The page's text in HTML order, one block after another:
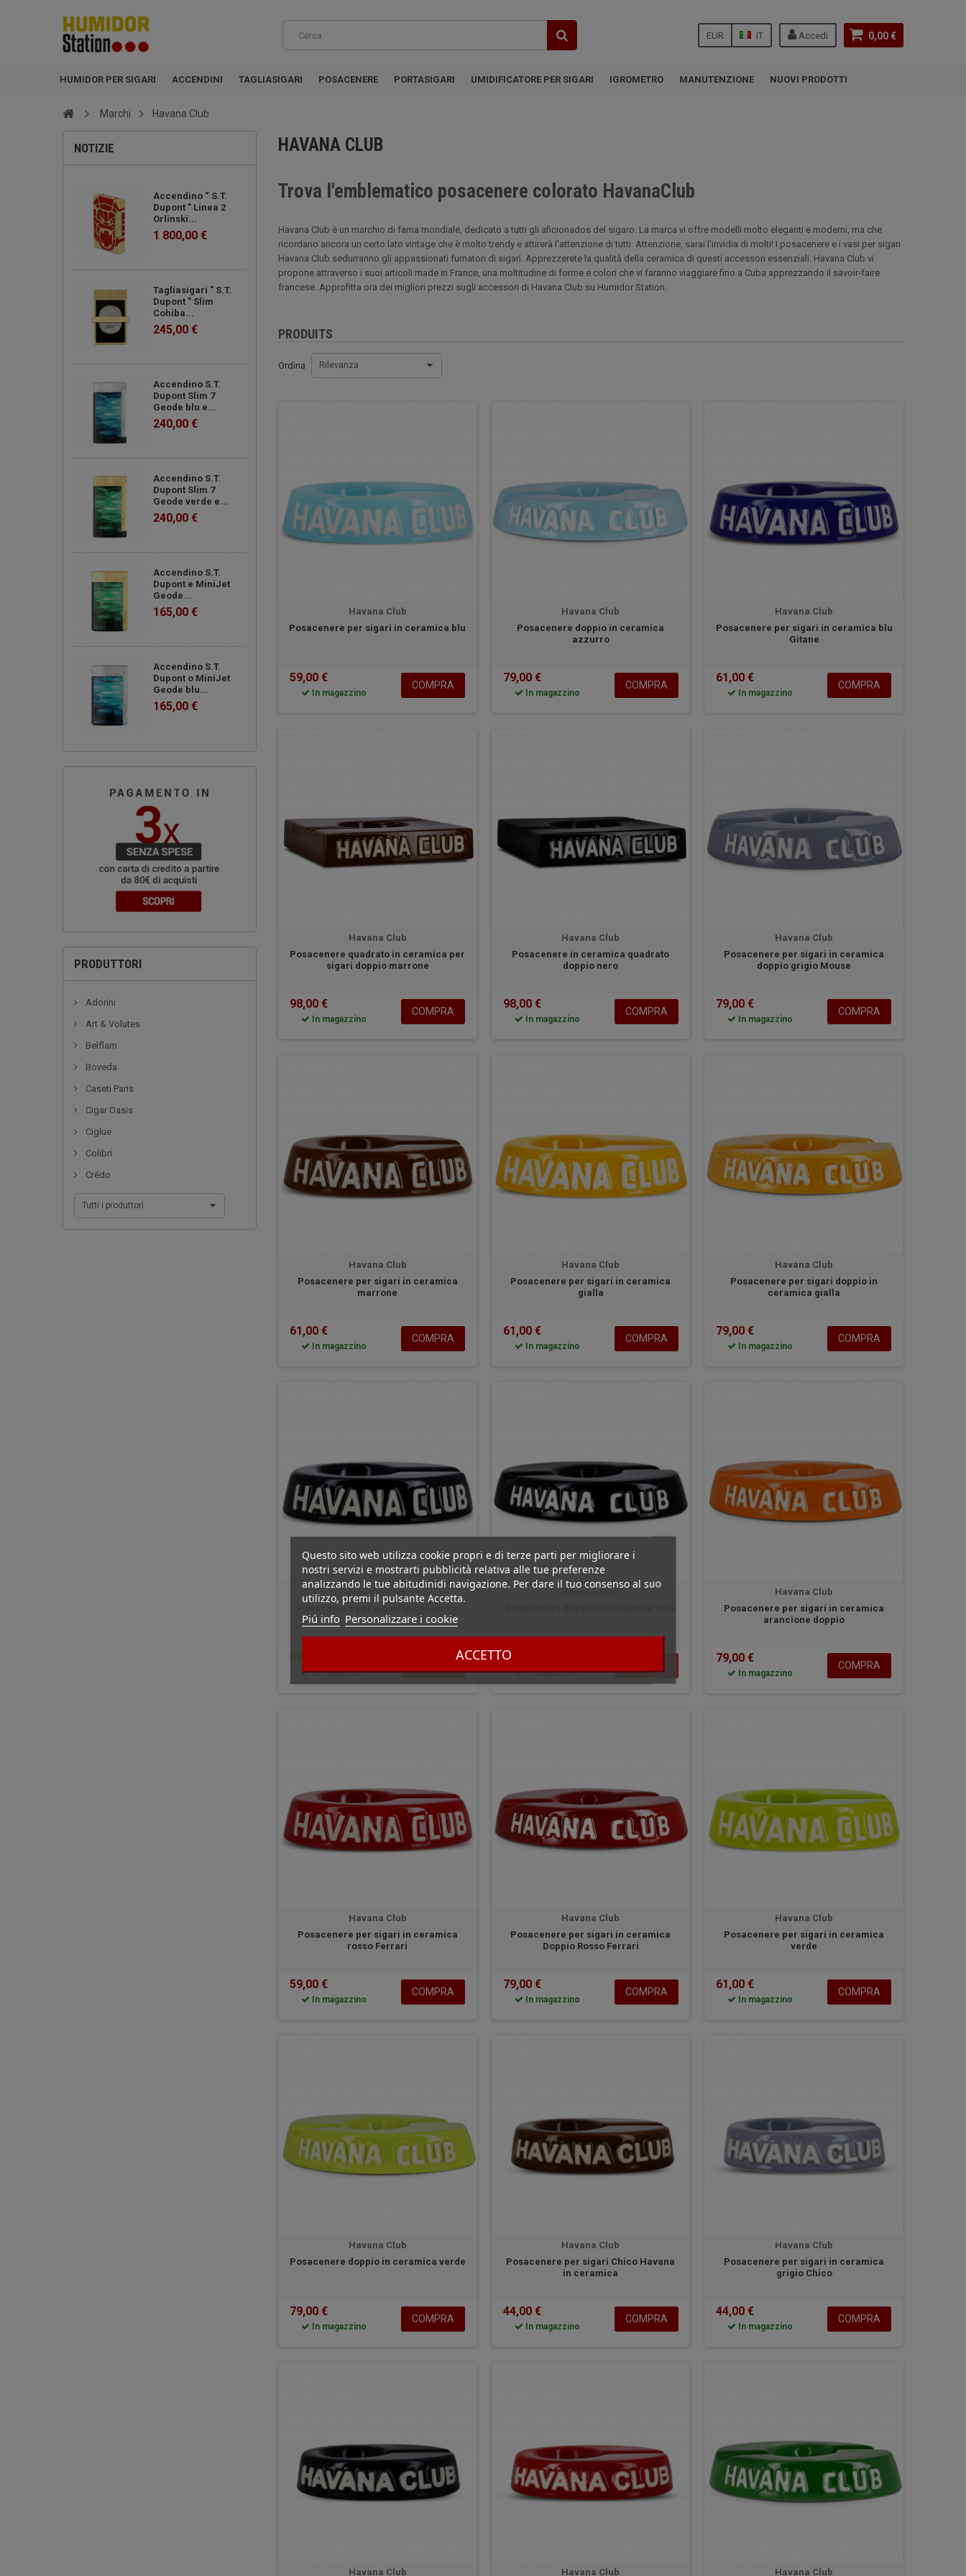
0,00 €
Accedi
IT
EUR
HUMIDOR PER SIGARI ACCENDINI TAGLIASIGARI POSACENERE PORTASIGARI UMIDIFICATORE PER SIGARI IGROMETRO MANUTENZIONE NUOVI PRODOTTI
Questo sito web utilizza cookie propri e di terze parti per migliorare i
nostri servizi e mostrarti pubblicità relativa alle tue preferenze
analizzando le tue abitudinidi navigazione. Per dare il tuo consenso al suo
utilizzo, premi il pulsante Accetta.
Piú info Personalizzare i cookie
ACCETTO
Marchi Havana Club
NOTIZIE
Accendino “ S.T.
Dupont ” Linea 2
Orlinski...
1 800,00 €
Tagliasigari " S.T.
Dupont " Slim
Cohiba...
245,00 €
Accendino S.T.
Dupont Slim 7
Geode blu e...
240,00 €
Accendino S.T.
Dupont Slim 7
Geode verde e...
240,00 €
Accendino S.T.
Dupont e MiniJet
Geode...
165,00 €
Accendino S.T.
Dupont o MiniJet
Geode blu...
165,00 €
PRODUTTORI
Adorini
Art & Volutes
Belflam
Boveda
Caseti Paris
Cigar Oasis
Ciglue
Colibri
Crédo
Tutti i produttori
HAVANA CLUB
Trova l'emblematico posacenere colorato HavanaClub
Havana Club è un marchio di fama mondiale, dedicato a tutti gli aficionados del sigaro. La marca vi offre modelli molto eleganti e moderni, ma che
ricordano ancora un certo lato vintage che è molto trendy e attirerà l'attenzione di tutti. Attenzione, sarai l'invidia di molti! I posacenere e i vasi per sigari
Havana Club sedurranno gli appassionati fumatori di sigari. Apprezzerete la qualità della ceramica di questi accessori essenziali. Havana Club vi
propone attraverso i suoi articoli made in France, una moltitudine di forme e colori che vi faranno viaggiare fino a Cuba apprezzando il savoir-faire
francese. Approfitta ora dei migliori prezzi sugli accessori di Havana Club su Humidor Station.
PRODUITS
Ordina Rilevanza
Havana Club
Posacenere per sigari in ceramica blu
59,00 €
In magazzino
COMPRA
Havana Club
Posacenere doppio in ceramica
azzurro
79,00 €
In magazzino
COMPRA
Havana Club
Posacenere per sigari in ceramica blu
Gitane
61,00 €
In magazzino
COMPRA
Havana Club
Posacenere quadrato in ceramica per
sigari doppio marrone
98,00 €
In magazzino
COMPRA
Havana Club
Posacenere in ceramica quadrato
doppio nero
98,00 €
In magazzino
COMPRA
Havana Club
Posacenere per sigari in ceramica
doppio grigio Mouse
79,00 €
In magazzino
COMPRA
Havana Club
Posacenere per sigari in ceramica
marrone
61,00 €
In magazzino
COMPRA
Havana Club
Posacenere per sigari in ceramica
gialla
61,00 €
In magazzino
COMPRA
Havana Club
Posacenere per sigari doppio in
ceramica gialla
79,00 €
In magazzino
COMPRA
Havana Club
Posacenere per sigari in ceramica
nera
In magazzino
Havana Club
79,00 €
In magazzino
Havana Club
Posacenere per sigari in ceramica
arancione doppio
79,00 €
In magazzino
COMPRA
Havana Club
Posacenere per sigari in ceramica
rosso Ferrari
59,00 €
In magazzino
COMPRA
Havana Club
Posacenere per sigari in ceramica
Doppio Rosso Ferrari
79,00 €
In magazzino
COMPRA
Havana Club
Posacenere per sigari in ceramica
verde
61,00 €
In magazzino
COMPRA
Havana Club
Posacenere doppio in ceramica verde
79,00 €
In magazzino
COMPRA
Havana Club
Posacenere per sigari Chico Havana
in ceramica
44,00 €
In magazzino
COMPRA
Havana Club
Posacenere per sigari in ceramica
grigio Chico
44,00 €
In magazzino
COMPRA
Havana Club Havana Club Havana Club